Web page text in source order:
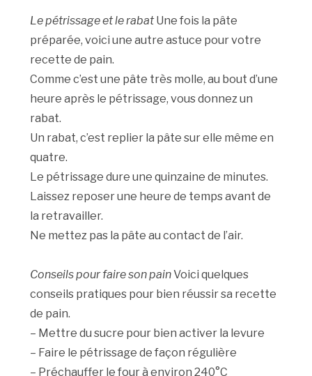
Le pétrissage et le rabatUne fois la pâte
préparée, voici une autre astuce pour votre
recette de pain.
Comme c’est une pâte très molle, au bout d’une
heure après le pétrissage, vous donnez un
rabat.
Un rabat, c’est replier la pâte sur elle même en
quatre.
Le pétrissage dure une quinzaine de minutes.
Laissez reposer une heure de temps avant de
la retravailler.
Ne mettez pas la pâte au contact de l’air.
Conseils pour faire son painVoici quelques
conseils pratiques pour bien réussir sa recette
de pain.
– Mettre du sucre pour bien activer la levure
– Faire le pétrissage de façon régulière
– Préchauffer le four à environ 240°C